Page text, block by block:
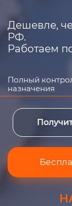
Дешевле,
РФ.
Работаем
Полный
назначения